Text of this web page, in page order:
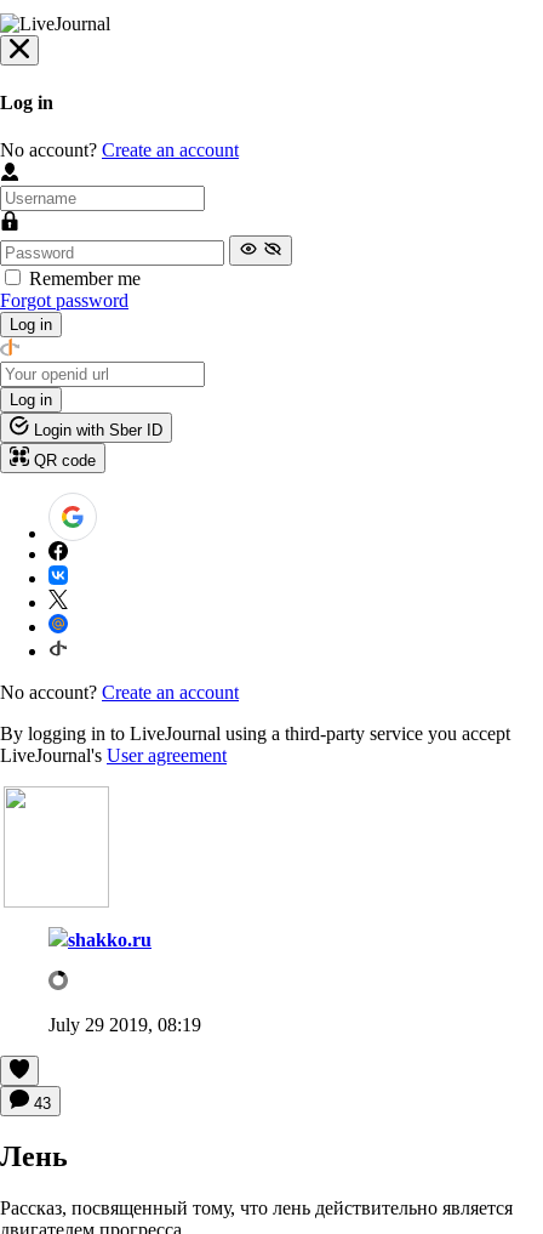
Log in
No account? Create an account
Remember me
Forgot password
Log in
Log in
Login with Sber ID
QR code
No account? Create an account
By logging in to LiveJournal using a third-party service you accept
LiveJournal's User agreement
shakko.ru
July 29 2019, 08:19
43
Лень
Рассказ, посвященный тому, что лень действительно является
двигателем прогресса.